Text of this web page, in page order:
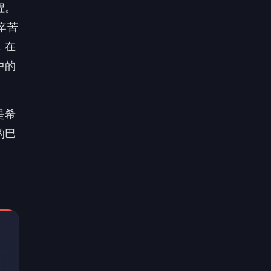
苦
在
的
希
巴